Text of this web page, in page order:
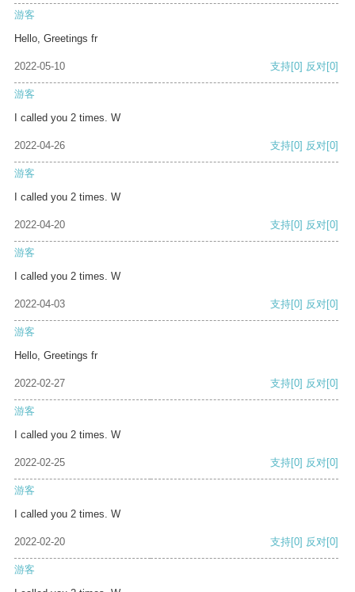
游客
Hello, Greetings fr
2022-05-10 支持[0] 反对[0]
游客
I called you 2 times. W
2022-04-26 支持[0] 反对[0]
游客
I called you 2 times. W
2022-04-20 支持[0] 反对[0]
游客
I called you 2 times. W
2022-04-03 支持[0] 反对[0]
游客
Hello, Greetings fr
2022-02-27 支持[0] 反对[0]
游客
I called you 2 times. W
2022-02-25 支持[0] 反对[0]
游客
I called you 2 times. W
2022-02-20 支持[0] 反对[0]
游客